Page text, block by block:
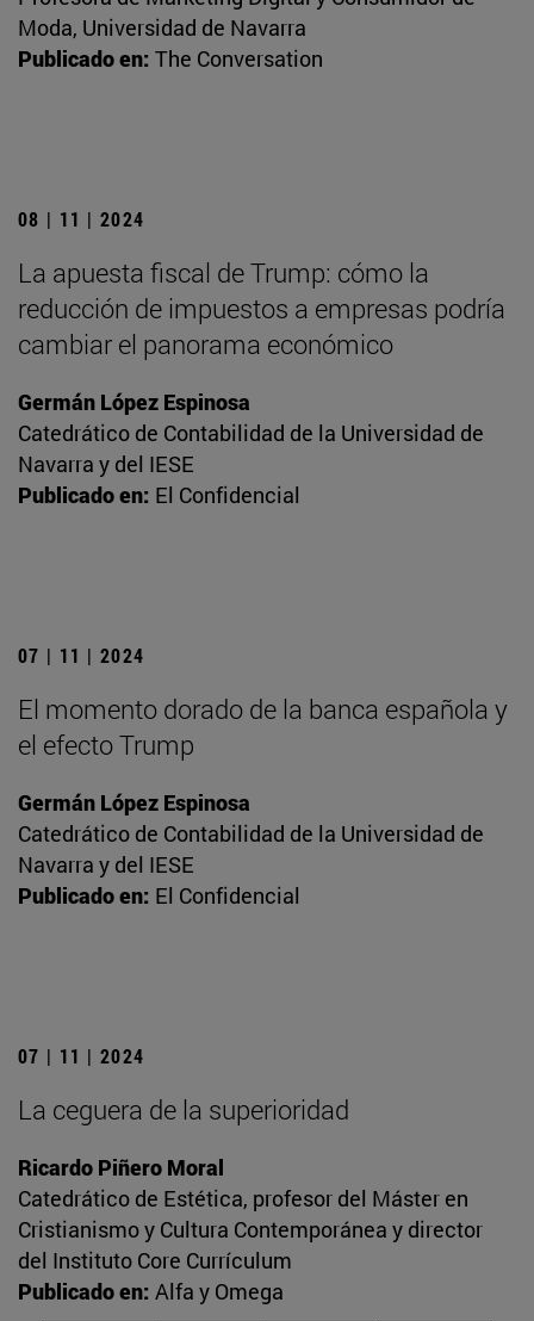
Moda, Universidad de Navarra
Publicado en: The Conversation
08 | 11 | 2024
La apuesta fiscal de Trump: cómo la
reducción de impuestos a empresas podría
cambiar el panorama económico
Germán López Espinosa
Catedrático de Contabilidad de la Universidad de
Navarra y del IESE
Publicado en: El Confidencial
07 | 11 | 2024
El momento dorado de la banca española y
el efecto Trump
Germán López Espinosa
Catedrático de Contabilidad de la Universidad de
Navarra y del IESE
Publicado en: El Confidencial
07 | 11 | 2024
La ceguera de la superioridad
Ricardo Piñero Moral
Catedrático de Estética, profesor del Máster en
Cristianismo y Cultura Contemporánea y director
del Instituto Core Currículum
Publicado en: Alfa y Omega